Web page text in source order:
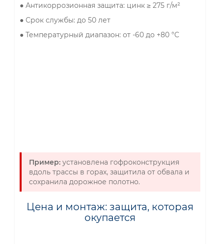
● Антикоррозионная защита: цинк ≥ 275 г/м²
● Срок службы: до 50 лет
● Температурный диапазон: от -60 до +80 °C
Пример: установлена гофроконструкция
вдоль трассы в горах, защитила от обвала и
сохранила дорожное полотно.
Цена и монтаж: защита, которая
окупается